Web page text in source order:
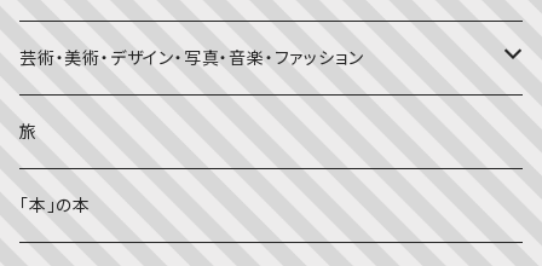
かがくのとも
知識の本・図鑑
理科
料理・食育
しかけ絵本
児童書
体・健康
趣味
ライフスタイル・生き方
雑誌
ZINE
芸術・美術・デザイン・写真・音楽・ファッション
美術・画集・図録
音楽
旅
「本」の本